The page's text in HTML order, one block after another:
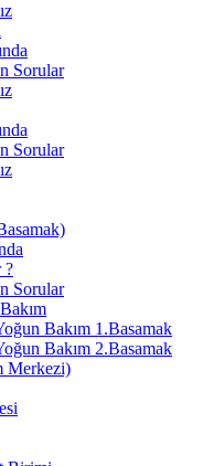
Sorular
Sorular
?
Sorular
Bakım 1.Basamak
Bakım 2.Basamak
Merkezi)